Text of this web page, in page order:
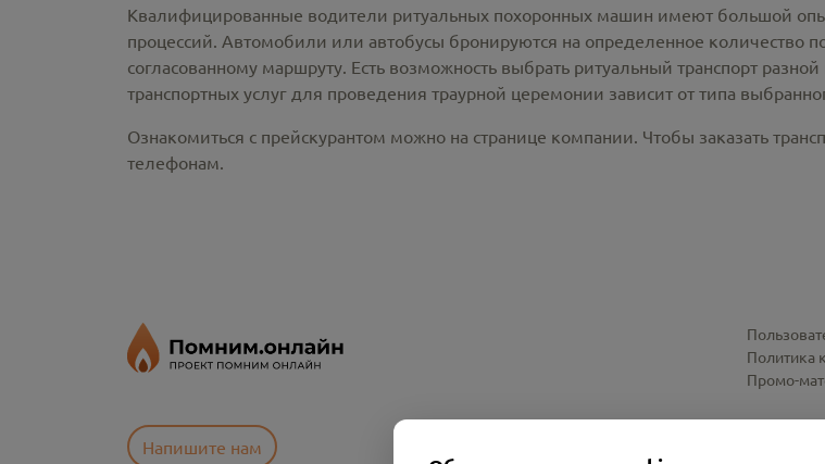
Квалифицированные водители ритуальных похоронных машин имеют большой
процессий. Автомобили или автобусы бронируются на определенное количество
согласованному маршруту. Есть возможность выбрать ритуальный транспорт
транспортных услуг для проведения траурной церемонии зависит от типа
Ознакомиться с прейскурантом можно на странице компании. Чтобы заказать
телефонам.
Напишите нам
Политика
Промо-